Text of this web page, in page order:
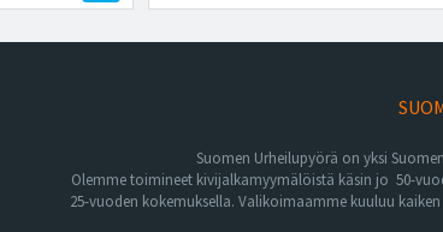
Suomen Urheilupyörä on yksi
Olemme toimineet kivijalkamyymälöistä käsin jo 50-
25-vuoden kokemuksella. Valikoimaamme kuuluu